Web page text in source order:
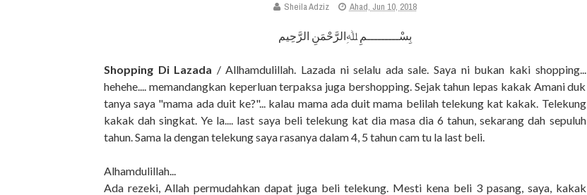
Sheila Adziz Ahad, Jun 10, 2018
بِسْـــــــــمِ ﷲِالرَّحْمَنِ الرَّحِيم
Shopping Di Lazada / Allhamdulillah. Lazada ni selalu ada sale. Saya ni bukan kaki shopping...
hehehe.... memandangkan keperluan terpaksa juga bershopping. Sejak tahun lepas kakak Amani duk
tanya saya "mama ada duit ke?"... kalau mama ada duit mama belilah telekung kat kakak. Telekung
kakak dah singkat. Ye la.... last saya beli telekung kat dia masa dia 6 tahun, sekarang dah sepuluh
tahun. Sama la dengan telekung saya rasanya dalam 4, 5 tahun cam tu la last beli.
Alhamdulillah...
Ada rezeki, Allah permudahkan dapat juga beli telekung. Mesti kena beli 3 pasang, saya, kakak